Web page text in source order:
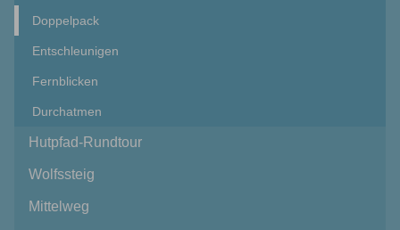
Doppelpack
Entschleunigen
Fernblicken
Durchatmen
Hutpfad-Rundtour
Wolfssteig
Mittelweg